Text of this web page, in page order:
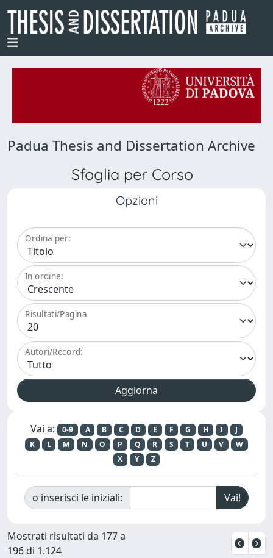
Padua Thesis and Dissertation Archive
Sfoglia per Corso
Opzioni
Ordina per:
In ordine:
Risultati/Pagina
Autori/Record:
Vai a: 0-9 A B C D E F G H I
J
K
L M N O P Q R S T U V
W
X
Y Z
o inserisci le iniziali:
Mostrati risultati da 177 a
196 di 1.124